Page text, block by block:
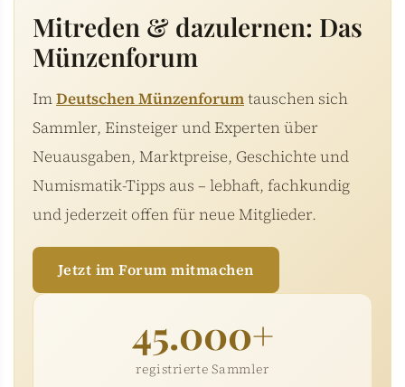
Mitreden & dazulernen: Das
Münzenforum
ImDeutschen Münzenforumtauschen sich
Sammler, Einsteiger und Experten über
Neuausgaben, Marktpreise, Geschichte und
Numismatik-Tipps aus – lebhaft, fachkundig
und jederzeit offen für neue Mitglieder.
Jetzt im Forum mitmachen
45.000+
registrierte Sammler